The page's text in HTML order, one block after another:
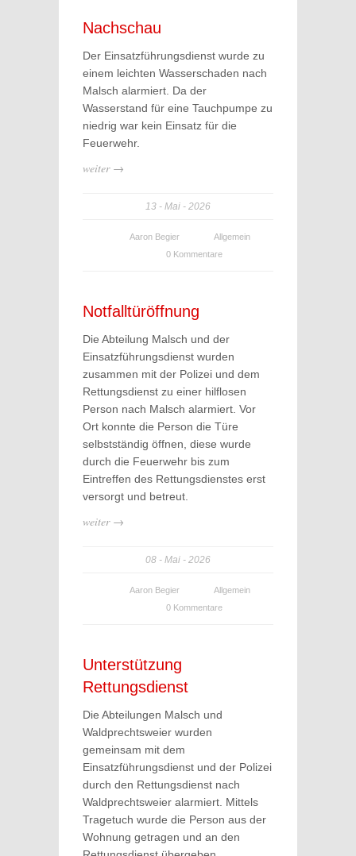
Nachschau
Der Einsatzführungsdienst wurde zu
einem leichten Wasserschaden nach
Malsch alarmiert. Da der
Wasserstand für eine Tauchpumpe zu
niedrig war kein Einsatz für die
Feuerwehr.
weiter →
13 Mai 2026
Aaron Begier
Allgemein
0 Kommentare
Notfalltüröffnung
Die Abteilung Malsch und der
Einsatzführungsdienst wurden
zusammen mit der Polizei und dem
Rettungsdienst zu einer hilflosen
Person nach Malsch alarmiert. Vor
Ort konnte die Person die Türe
selbstständig öffnen, diese wurde
durch die Feuerwehr bis zum
Eintreffen des Rettungsdienstes erst
versorgt und betreut.
weiter →
08 Mai 2026
Aaron Begier
Allgemein
0 Kommentare
Unterstützung
Rettungsdienst
Die Abteilungen Malsch und
Waldprechtsweier wurden
gemeinsam mit dem
Einsatzführungsdienst und der Polizei
durch den Rettungsdienst nach
Waldprechtsweier alarmiert. Mittels
Tragetuch wurde die Person aus der
Wohnung getragen und an den